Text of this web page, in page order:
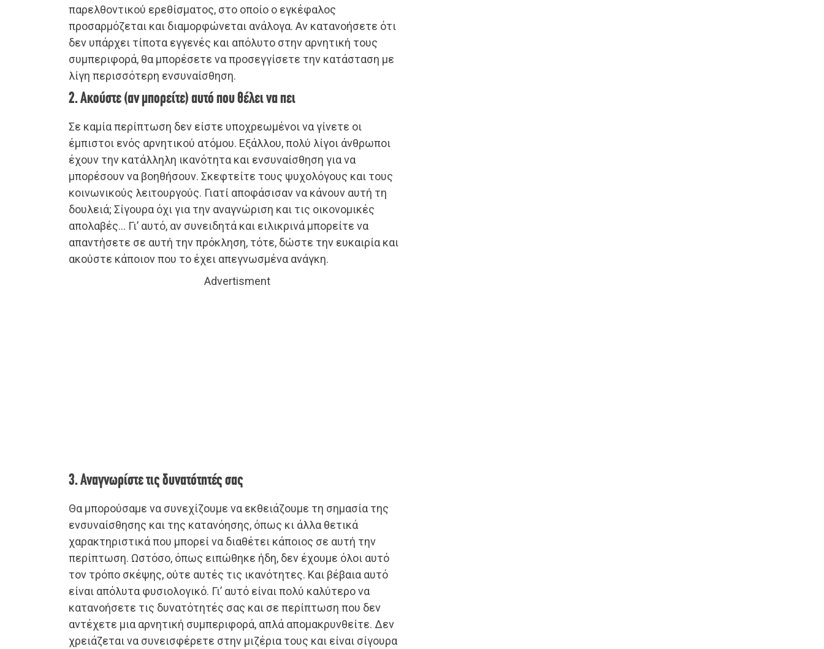
παρελθοντικού ερεθίσματος, στο οποίο ο εγκέφαλος
προσαρμόζεται και διαμορφώνεται ανάλογα. Αν κατανοήσετε ότι
δεν υπάρχει τίποτα εγγενές και απόλυτο στην αρνητική τους
συμπεριφορά, θα μπορέσετε να προσεγγίσετε την κατάσταση με
λίγη περισσότερη ενσυναίσθηση.
2. Ακούστε (αν μπορείτε) αυτό που θέλει να πει
Σε καμία περίπτωση δεν είστε υποχρεωμένοι να γίνετε οι
έμπιστοι ενός αρνητικού ατόμου. Εξάλλου, πολύ λίγοι άνθρωποι
έχουν την κατάλληλη ικανότητα και ενσυναίσθηση για να
μπορέσουν να βοηθήσουν. Σκεφτείτε τους ψυχολόγους και τους
κοινωνικούς λειτουργούς. Γιατί αποφάσισαν να κάνουν αυτή τη
δουλειά; Σίγουρα όχι για την αναγνώριση και τις οικονομικές
απολαβές… Γι’ αυτό, αν συνειδητά και ειλικρινά μπορείτε να
απαντήσετε σε αυτή την πρόκληση, τότε, δώστε την ευκαιρία και
ακούστε κάποιον που το έχει απεγνωσμένα ανάγκη.
Advertisment
3. Αναγνωρίστε τις δυνατότητές σας
Θα μπορούσαμε να συνεχίζουμε να εκθειάζουμε τη σημασία της
ενσυναίσθησης και της κατανόησης, όπως κι άλλα θετικά
χαρακτηριστικά που μπορεί να διαθέτει κάποιος σε αυτή την
περίπτωση. Ωστόσο, όπως ειπώθηκε ήδη, δεν έχουμε όλοι αυτό
τον τρόπο σκέψης, ούτε αυτές τις ικανότητες. Και βέβαια αυτό
είναι απόλυτα φυσιολογικό. Γι’ αυτό είναι πολύ καλύτερο να
κατανοήσετε τις δυνατότητές σας και σε περίπτωση που δεν
αντέχετε μια αρνητική συμπεριφορά, απλά απομακρυνθείτε. Δεν
χρειάζεται να συνεισφέρετε στην μιζέρια τους και είναι σίγουρα